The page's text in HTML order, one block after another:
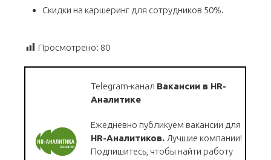
Скидки на каршеринг для сотрудников 50%.
Просмотрено: 80
Telegram-канал Вакансии в HR-
Аналитике
Ежедневно публикуем вакансии для
HR-Аналитиков. Лучшие компании!
Подпишитесь, чтобы найти работу